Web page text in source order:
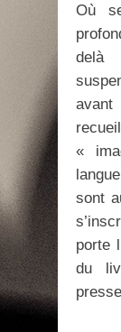
Où
delà
avant
«
sont
porte
du